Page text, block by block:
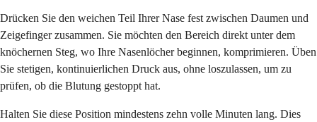
Drücken Sie den weichen Teil Ihrer Nase fest zwischen Daumen und
Zeigefinger zusammen. Sie möchten den Bereich direkt unter dem
knöchernen Steg, wo Ihre Nasenlöcher beginnen, komprimieren. Üben
Sie stetigen, kontinuierlichen Druck aus, ohne loszulassen, um zu
prüfen, ob die Blutung gestoppt hat.
Halten Sie diese Position mindestens zehn volle Minuten lang. Dies